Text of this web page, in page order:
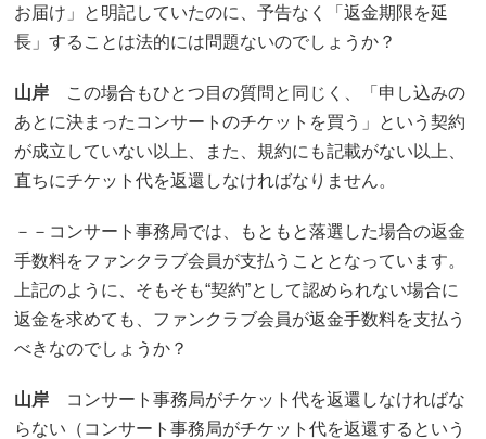
お届け」と明記していたのに、予告なく「返金期限を延
長」することは法的には問題ないのでしょうか？
山岸 この場合もひとつ目の質問と同じく、「申し込みの
あとに決まったコンサートのチケットを買う」という契約
が成立していない以上、また、規約にも記載がない以上、
直ちにチケット代を返還しなければなりません。
－－コンサート事務局では、もともと落選した場合の返金
手数料をファンクラブ会員が支払うこととなっています。
上記のように、そもそも“契約”として認められない場合に
返金を求めても、ファンクラブ会員が返金手数料を支払う
べきなのでしょうか？
山岸 コンサート事務局がチケット代を返還しなければな
らない（コンサート事務局がチケット代を返還するという